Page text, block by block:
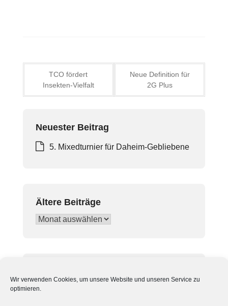
Wir verwenden Cookies, um unsere Website und unseren Service zu
optimieren.
Beitragsnavigation
TCO fördert
Insekten-Vielfalt
Neue Definition für
2G Plus
Neuester Beitrag
5. Mixedturnier für Daheim-Gebliebene
Ältere Beiträge
Ältere
Suchen